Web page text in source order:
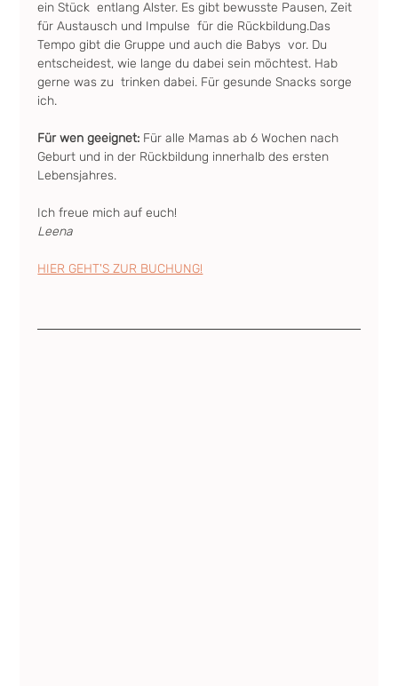
ein Stück  entlang Alster. Es gibt bewusste Pausen, Zeit
für Austausch und Impulse  für die Rückbildung.Das
Tempo gibt die Gruppe und auch die Babys  vor. Du
entscheidest, wie lange du dabei sein möchtest. Hab
gerne was zu  trinken dabei. Für gesunde Snacks sorge
ich.
Für wen geeignet: Für alle Mamas ab 6 Wochen nach
Geburt und in der Rückbildung innerhalb des ersten
Lebensjahres.
Ich freue mich auf euch!
Leena
HIER GEHT'S ZUR BUCHUNG!